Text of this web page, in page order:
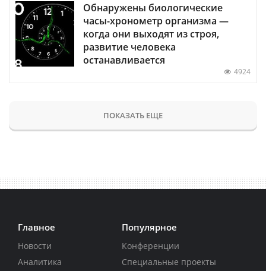
Обнаружены биологические
часы-хронометр организма —
когда они выходят из строя,
развитие человека
останавливается
4924
ПОКАЗАТЬ ЕЩЕ
Главное
Новости
Аналитика
Популярное
Конференции
Специальные проекты